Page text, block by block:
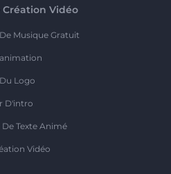
Vidéo
Musique Gratuit
Logo
D'intro
Texte Animé
Vidéo